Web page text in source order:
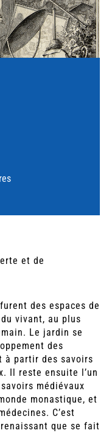
et de
des espaces de
vivant, au plus
Le jardin se
des
à partir des savoirs
Il reste ensuite l’un
médiévaux
monastique, et
C’est
que se fait